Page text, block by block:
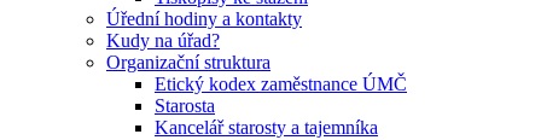
Úřední hodiny a kontakty
Kudy na úřad?
Organizační struktura
Etický kodex zaměstnance ÚMČ
Starosta
Kancelář starosty a tajemníka